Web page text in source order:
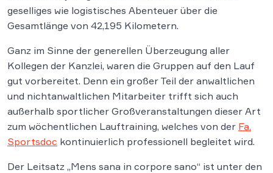
geselliges wie logistisches Abenteuer über die
Gesamtlänge von 42,195 Kilometern.
Ganz im Sinne der generellen Überzeugung aller
Kollegen der Kanzlei, waren die Gruppen auf den Lauf
gut vorbereitet. Denn ein großer Teil der anwaltlichen
und nichtanwaltlichen Mitarbeiter trifft sich auch
außerhalb sportlicher Großveranstaltungen dieser Art
zum wöchentlichen Lauftraining, welches von der Fa.
Sportsdoc kontinuierlich professionell begleitet wird.
Der Leitsatz „Mens sana in corpore sano“ ist unter den